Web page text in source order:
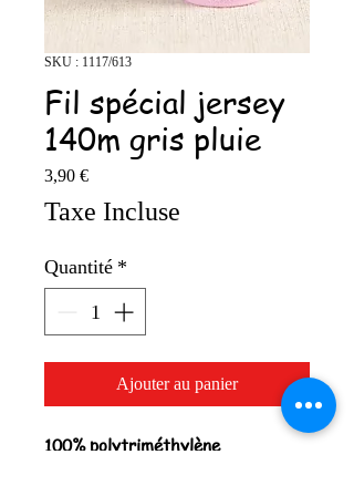
SKU : 1117/613
Fil spécial jersey
140m gris pluie
3,90 €Prix
Taxe Incluse
Quantité *
Ajouter au panier
100% polytriméthylène